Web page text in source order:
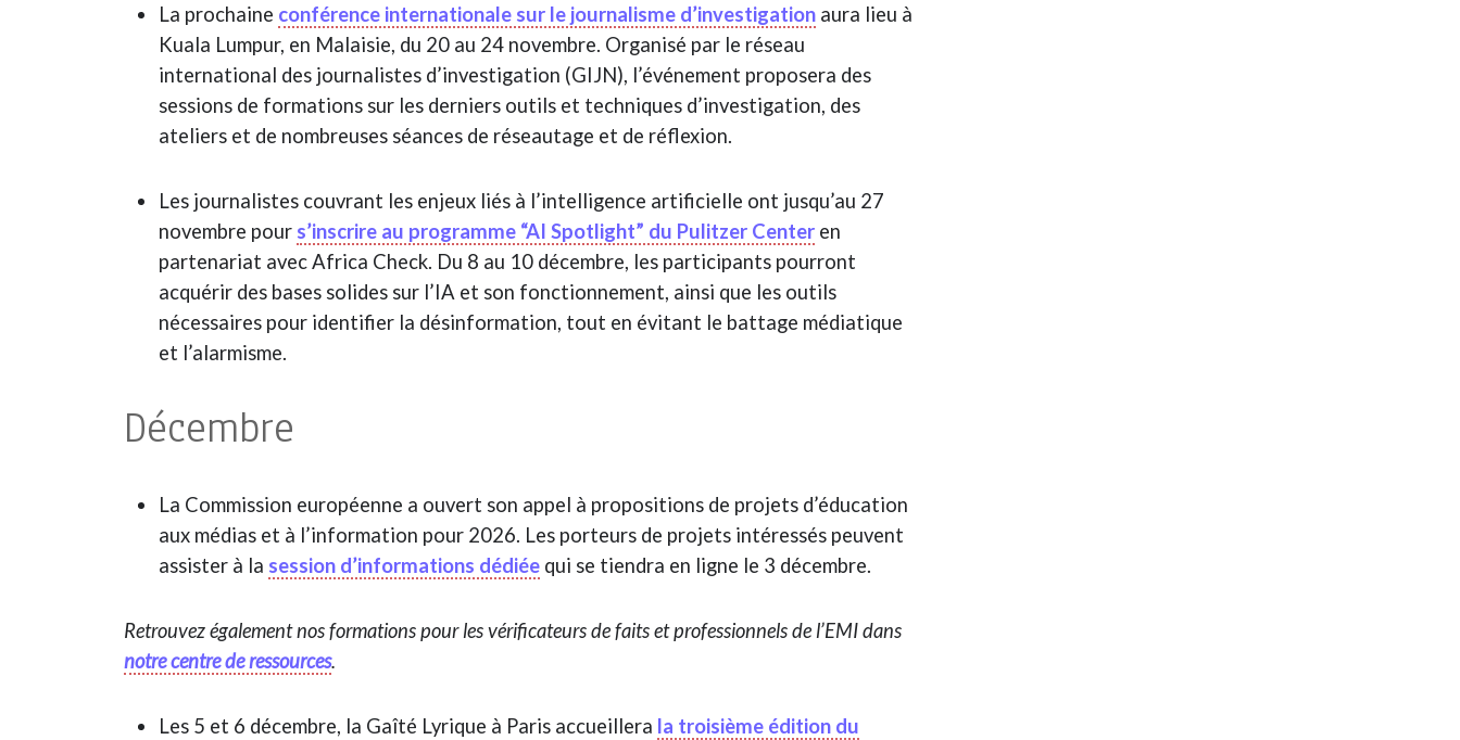
La prochaine conférence internationale sur le journalisme d’investigation aura lieu à
Kuala Lumpur, en Malaisie, du 20 au 24 novembre. Organisé par le réseau
international des journalistes d’investigation (GIJN), l’événement proposera des
sessions de formations sur les derniers outils et techniques d’investigation, des
ateliers et de nombreuses séances de réseautage et de réflexion.
Les journalistes couvrant les enjeux liés à l’intelligence artificielle ont jusqu’au 27
novembre pour s’inscrire au programme “AI Spotlight” du Pulitzer Center en
partenariat avec Africa Check. Du 8 au 10 décembre, les participants pourront
acquérir des bases solides sur l’IA et son fonctionnement, ainsi que les outils
nécessaires pour identifier la désinformation, tout en évitant le battage médiatique
et l’alarmisme.
Décembre
La Commission européenne a ouvert son appel à propositions de projets d’éducation
aux médias et à l’information pour 2026. Les porteurs de projets intéressés peuvent
assister à la session d’informations dédiée qui se tiendra en ligne le 3 décembre.
Retrouvez également nos formations pour les vérificateurs de faits et professionnels de l’EMI dans
notre centre de ressources.
Les 5 et 6 décembre, la Gaîté Lyrique à Paris accueillera la troisième édition du